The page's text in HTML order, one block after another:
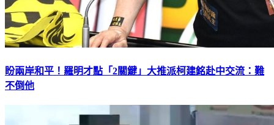
盼兩岸和平！羅明才點「2關鍵」大推派柯建銘赴中交流：難
不倒他